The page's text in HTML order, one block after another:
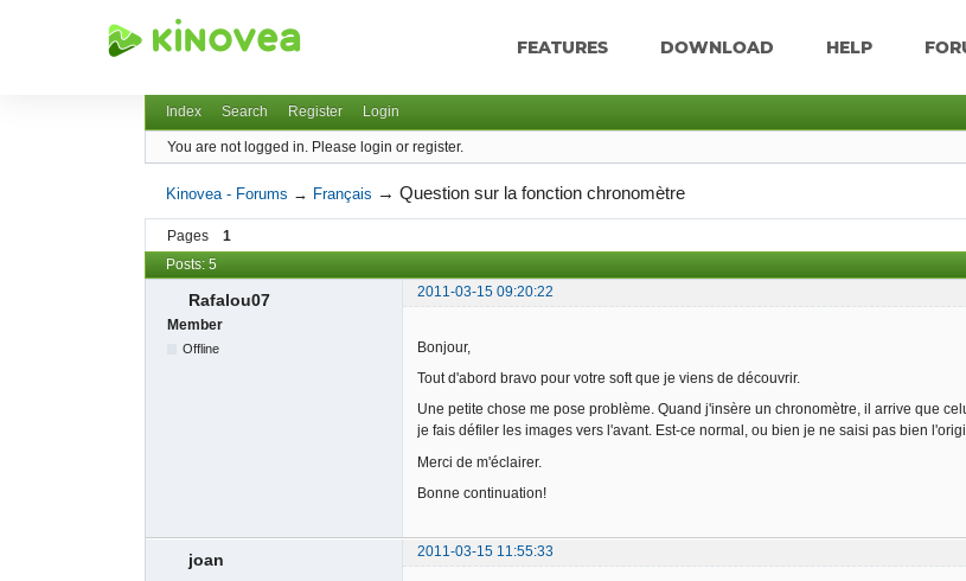
FEATURES DOWNLOAD HELP
Index Search Register Login
You are not logged in. Please login or register.
Kinovea - Forums → Français →Question sur la fonction chronomètre
Pages 1
Posts: 5
Rafalou07
2011-03-15 09:20:22
Member
Offline
Bonjour,
Tout d'abord bravo pour votre soft que je viens de découvrir.
Une petite chose me pose problème. Quand j'insère un chronomètre, il arrive que
je fais défiler les images vers l'avant. Est-ce normal, ou bien je ne saisi pas bien
Merci de m'éclairer.
Bonne continuation!
joan 2011-03-15 11:55:33